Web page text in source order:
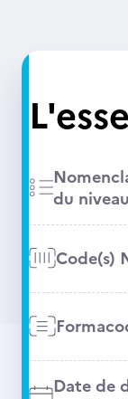
du
Code(s)
Date de